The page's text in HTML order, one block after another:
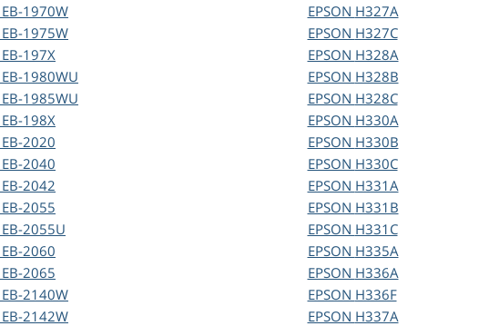
EB-1970W
EB-1975W
EB-197X
EB-1980WU
EB-1985WU
EB-198X
EB-2020
EB-2040
EB-2042
EB-2055
EB-2055U
EB-2060
EB-2065
EB-2140W
EB-2142W
EPSON H327A
EPSON H327C
EPSON H328A
EPSON H328B
EPSON H328C
EPSON H330A
EPSON H330B
EPSON H330C
EPSON H331A
EPSON H331B
EPSON H331C
EPSON H335A
EPSON H336A
EPSON H336F
EPSON H337A